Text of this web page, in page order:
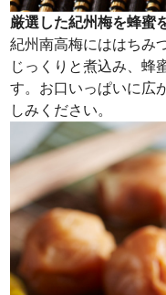
厳選した紀州梅を蜂蜜
紀州南高梅にははちみ
じっくりと煮込み、蜂
す。お口いっぱいに広
しみください。